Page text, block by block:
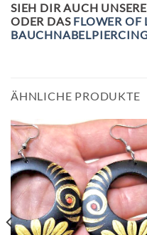
SIEH DIR AUCH UNSERE
ODER DAS FLOWER OF
ÄHNLICHE PRODUKTE